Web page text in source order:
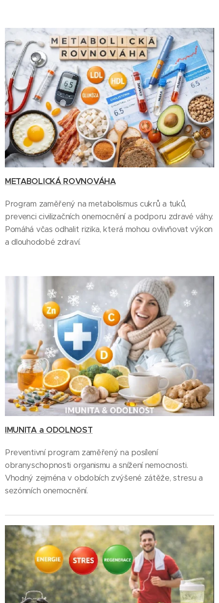
METABOLICKÁ ROVNOVÁHA
Program zaměřený na metabolismus cukrů a tuků,
prevenci civilizačních onemocnění a podporu zdravé váhy.
Pomáhá včas odhalit rizika, která mohou ovlivňovat výkon
a dlouhodobé zdraví.
IMUNITA a ODOLNOST
Preventivní program zaměřený na posílení
obranyschopnosti organismu a snížení nemocnosti.
Vhodný zejména v obdobích zvýšené zátěže, stresu a
sezónních onemocnění.